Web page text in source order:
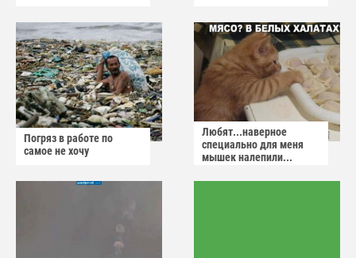
Погряз в работе по
самое не хочу
Любят...наверное
специально для меня
мышек налепили...